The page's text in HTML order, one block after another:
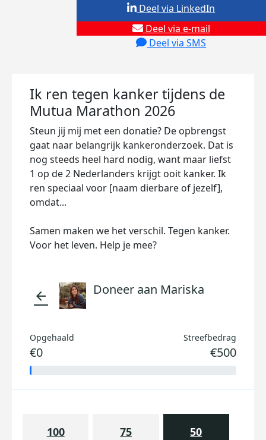
Deel via e-mail
Deel via SMS
Deel via LinkedIn
Ik ren tegen kanker tijdens de
Mutua Marathon 2026
Steun jij mij met een donatie? De opbrengst
gaat naar belangrijk kankeronderzoek. Dat is
nog steeds heel hard nodig, want maar liefst
1 op de 2 Nederlanders krijgt ooit kanker. Ik
ren speciaal voor [naam dierbare of jezelf],
omdat...
Samen maken we het verschil. Tegen kanker.
Voor het leven. Help je mee?
arrow_back Doneer aan Mariska
Opgehaald
€0
Streefbedrag
€500
100 75 50